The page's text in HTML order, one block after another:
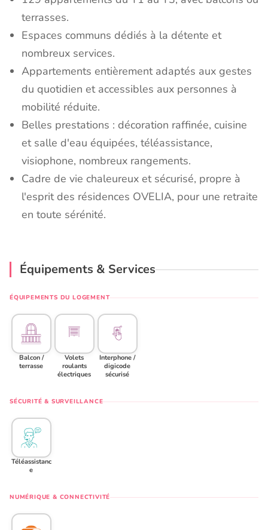
terrasses.
Espaces communs dédiés à la détente et
nombreux services.
Appartements entièrement adaptés aux gestes
du quotidien et accessibles aux personnes à
mobilité réduite.
Belles prestations : décoration raffinée, cuisine
et salle d'eau équipées, téléassistance,
visiophone, nombreux rangements.
Cadre de vie chaleureux et sécurisé, propre à
l'esprit des résidences OVELIA, pour une retraite
en toute sérénité.
Équipements & Services
ÉQUIPEMENTS DU LOGEMENT
Balcon /
terrasse
Volets
roulants
électriques
Interphone /
digicode
sécurisé
SÉCURITÉ & SURVEILLANCE
Téléassistanc
e
NUMÉRIQUE & CONNECTIVITÉ